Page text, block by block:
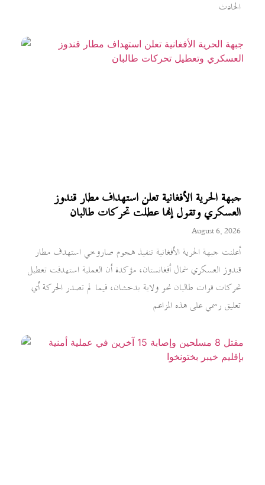
الحادث
جبهة الحرية الأفغانية تعلن استهداف مطار قندوز
العسكري وتقول إنها عطلت تحركات طالبان
August 6, 2026
أعلنت جبهة الحرية الأفغانية تنفيذ هجوم صاروخي استهدف مطار
قندوز العسكري شمال أفغانستان، مؤكدة أن العملية استهدفت تعطيل
تحركات قوات طالبان نحو ولاية بدخشان، فيما لم تصدر الحركة أي
تعليق رسمي على هذه المزاعم